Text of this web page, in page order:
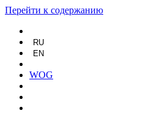
Перейти к содержанию
RU
EN
WOG